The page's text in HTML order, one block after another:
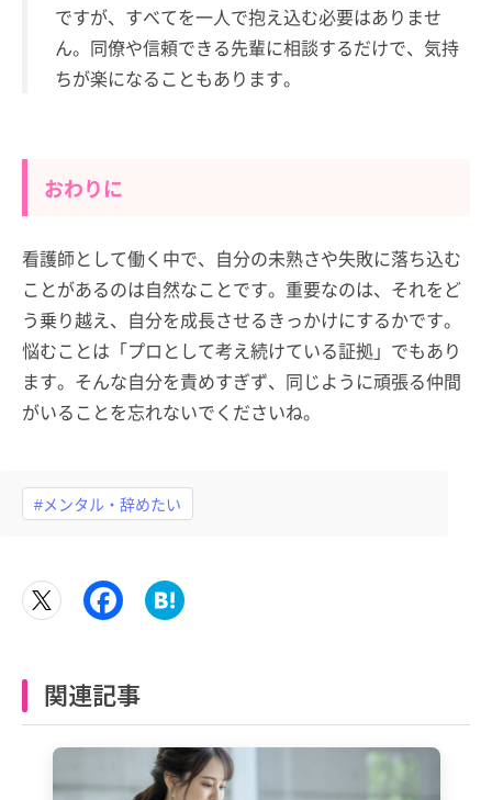
ですが、すべてを一人で抱え込む必要はありませ
ん。同僚や信頼できる先輩に相談するだけで、気持
ちが楽になることもあります。
おわりに
看護師として働く中で、自分の未熟さや失敗に落ち込む
ことがあるのは自然なことです。重要なのは、それをど
う乗り越え、自分を成長させるきっかけにするかです。
悩むことは「プロとして考え続けている証拠」でもあり
ます。そんな自分を責めすぎず、同じように頑張る仲間
がいることを忘れないでくださいね。
#メンタル・辞めたい
関連記事